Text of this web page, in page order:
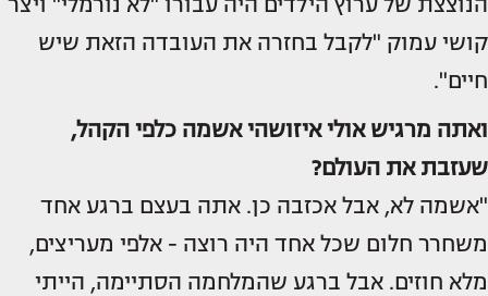
קושי עמוק "לקבל בחזרה את העובדה הזאת שיש
חיים".
ואתה מרגיש אולי איזושהי אשמה כלפי הקהל,
שעזבת את העולם?
"אשמה לא, אבל אכזבה כן. אתה בעצם ברגע אחד
משחרר חלום שכל אחד היה רוצה - אלפי מעריצים,
מלא חוזים. אבל ברגע שהמלחמה הסתיימה, הייתי